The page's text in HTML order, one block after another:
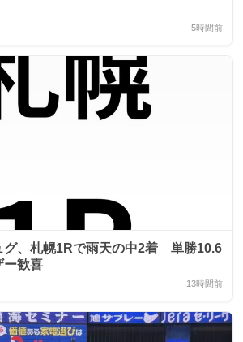
5時間前
グ、札幌1Rで雨天の中2着 単勝10.6
ー歓喜
13時間前